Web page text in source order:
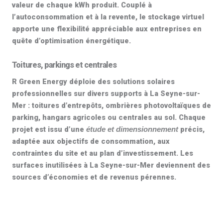
valeur de chaque kWh produit. Couplé à
l’autoconsommation et à la revente, le stockage virtuel
apporte une flexibilité appréciable aux entreprises en
quête d’optimisation énergétique.
Toitures, parkings et centrales
R Green Energy déploie des solutions solaires
professionnelles sur divers supports à La Seyne-sur-
Mer : toitures d’entrepôts, ombrières photovoltaïques de
parking, hangars agricoles ou centrales au sol. Chaque
projet est issu d’une étude et dimensionnementprécis,
adaptée aux objectifs de consommation, aux
contraintes du site et au plan d’investissement. Les
surfaces inutilisées à La Seyne-sur-Mer deviennent des
sources d’économies et de revenus pérennes.